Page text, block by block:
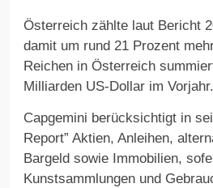
Österreich zählte laut Bericht
damit um rund 21 Prozent
Reichen in Österreich
Milliarden US-Dollar im Vorjahr.
Capgemini berücksichtigt in
Report” Aktien, Anleihen,
Bargeld sowie Immobilien,
Kunstsammlungen und